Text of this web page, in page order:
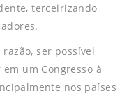
terceirizando
ser possível
um Congresso à
nos países